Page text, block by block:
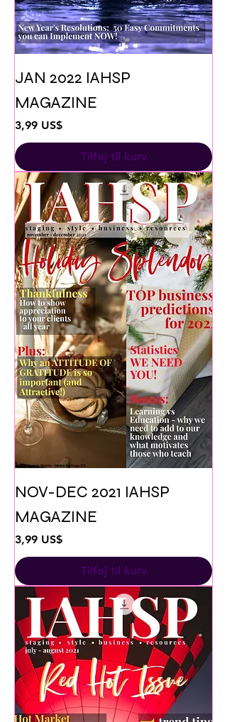
JAN 2022 IAHSP
MAGAZINE
Pris
3,99 US$
Tilføj til kurv
NOV-DEC 2021 IAHSP
MAGAZINE
Pris
3,99 US$
Tilføj til kurv